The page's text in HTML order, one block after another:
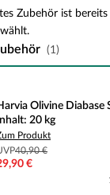
Zubehör ist
(1)
Saunasteine, Inhalt:
Olivine Diabase
Inhalt: 20 kg
Produkt
40,90 €
€